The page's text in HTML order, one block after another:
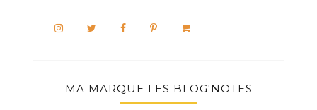
MA MARQUE LES BLOG'NOTES